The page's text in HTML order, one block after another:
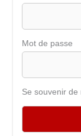
Mot de passe
Se souvenir de